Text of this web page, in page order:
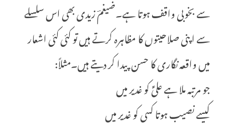
سے بخوبی واقف ہوتا ہے۔ضیغمؔ زیدی بھی اس سلسلے
سے اپنی صلاحیتوں کا مظاہرہ کرتے ہیں تو کئی کئی اشعار
میں واقعہ نگاری کا حسن پیدا کر دیتے ہیں۔مثلاً:
جو مرتبہ ملا ہے علیؑ کو غدیر میں
کیسے نصیب ہوتا کسی کو غدیر میں